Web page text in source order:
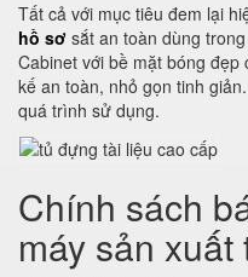
Tất cả với mục tiêu đem lại
hồ sơ sắt an toàn dùng
Cabinet với bề mặt bóng
kế an toàn, nhỏ gọn tinh
quá trình sử dụng.
Chính sách
máy sản xuất